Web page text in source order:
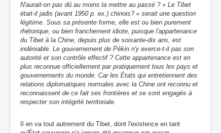
N'aurait-on pas dû au moins la mettre au passé ? « Le Tibet
était-il jadis (avant 1950 p. ex.) chinois? » serait une question
légitime. Sous sa présente forme, elle est ou bien purement
rhétorique, ou bien franchement idiote, puisque l'appartenance
du Tibet à la Chine, depuis plus de soixante-dix ans, est
indéniable. Le gouvernement de Pékin n'y exerce-t-il pas son
autorité et son contrôle effectif ? Cette appartenance est en
plus reconnue officiellement par pratiquement tous les pays et
gouvernements du monde. Car les États qui entretiennent des
relations diplomatiques normales avec la Chine ont reconnu et
reconnaissent de ce fait ses frontières et se sont engagés à
respecter son intégrité territoriale.
Il en va tout autrement du Tibet, dont l'existence en tant